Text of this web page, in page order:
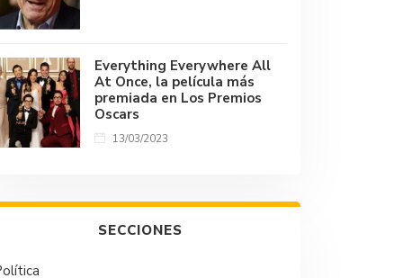
Everything Everywhere All
At Once, la película más
premiada en Los Premios
Oscars
13/03/2023
SECCIONES